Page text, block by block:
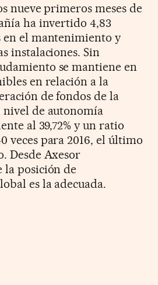
nueve primeros meses de
ha invertido 4,83
en el mantenimiento y
instalaciones. Sin
se mantiene en
en relación a la
de fondos de la
de autonomía
al 39,72% y un ratio
veces para 2016, el último
Desde Axesor
la posición de
es la adecuada.